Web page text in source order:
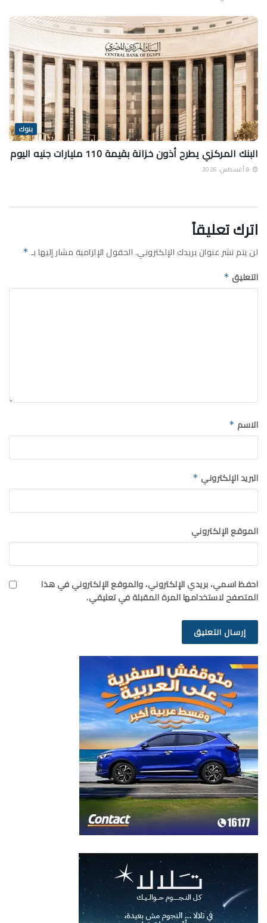
بنوك
البنك المركزي يطرح أذون خزانة بقيمة 110 مليارات جنيه اليوم
اترك تعليقاً
لن يتم نشر عنوان بريدك الإلكتروني.الحقول الإلزامية مشار إليها بـ *
التعليق *
الاسم *
البريد الإلكتروني *
الموقع الإلكتروني
احفظ اسمي، بريدي الإلكتروني، والموقع الإلكتروني في هذا
المتصفح لاستخدامها المرة المقبلة في تعليقي.